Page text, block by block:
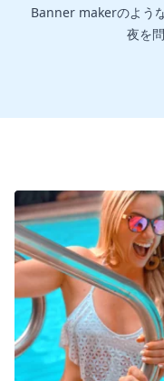
Banner makerのよう
夜を